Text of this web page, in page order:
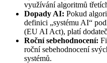
využívání algoritmů
Dopady AI: Pokud
definici „systému AI“
(EU AI Act), platí
Roční sebehodnocení:
roční sebehodnocení
systémů.